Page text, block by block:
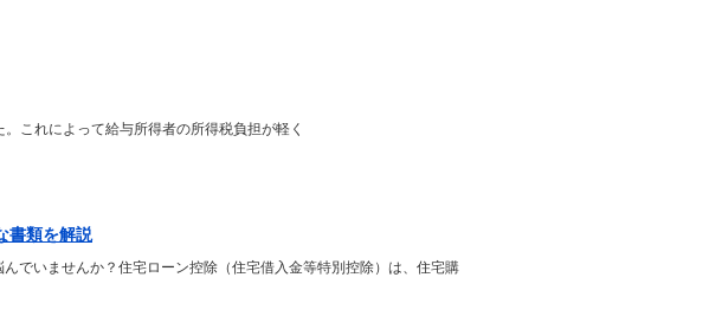
これによって給与所得者の所得税負担が軽く
書類を解説
でいませんか？住宅ローン控除（住宅借入金等特別控除）は、住宅購